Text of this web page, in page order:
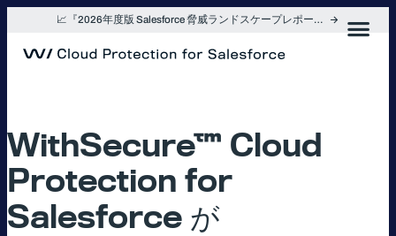
プ
📈『2026年度版 Salesforce 脅威ランドスケープレポート』を入手
WithSecure™ Cloud
Protection for
Salesforce が